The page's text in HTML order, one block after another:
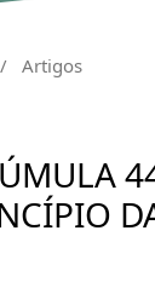
/ Artigos